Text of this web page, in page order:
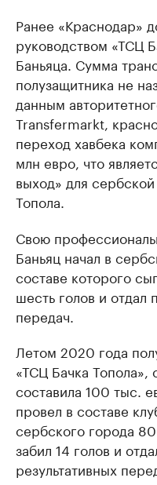
Ранее «Краснодар»
руководством «ТСЦ
Баньяца. Сумма
полузащитника не
данным
Transfermarkt,
переход хавбека
млн евро, что
выход» для
Топола.
Свою
Баньяц начал в
составе которого
шесть голов и отдал
передач.
Летом 2020 года
«ТСЦ Бачка
составила 100 тыс.
провел в составе
сербского города
забил 14 голов и
результативных